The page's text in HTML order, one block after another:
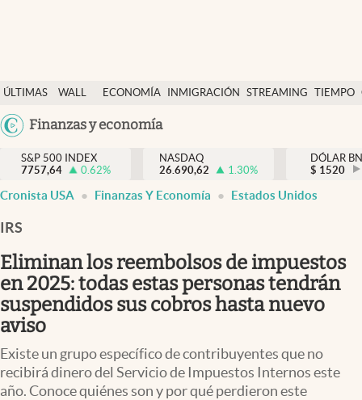
ÚLTIMAS
NOTICIAS
WALL
DÓLAR
ECONOMÍA INMIGRACIÓN STREAMING TIEMPO
México
USA
Finanzas y economía
Finanzas y economía
Wall Street y dólar
Inmigración
Espiritual
Streaming
Lifestyle
S&P 500 INDEX
7757,64
0.62%
NASDAQ
26.690,62
1.30%
DÓLAR
$ 1520
Cronista USA Finanzas Y Economía Estados Unidos
IRS
Eliminan los reembolsos de impuestos
en 2025: todas estas personas tendrán
suspendidos sus cobros hasta nuevo
aviso
Existe un grupo específico de contribuyentes que no
recibirá dinero del Servicio de Impuestos Internos este
año. Conoce quiénes son y por qué perdieron este